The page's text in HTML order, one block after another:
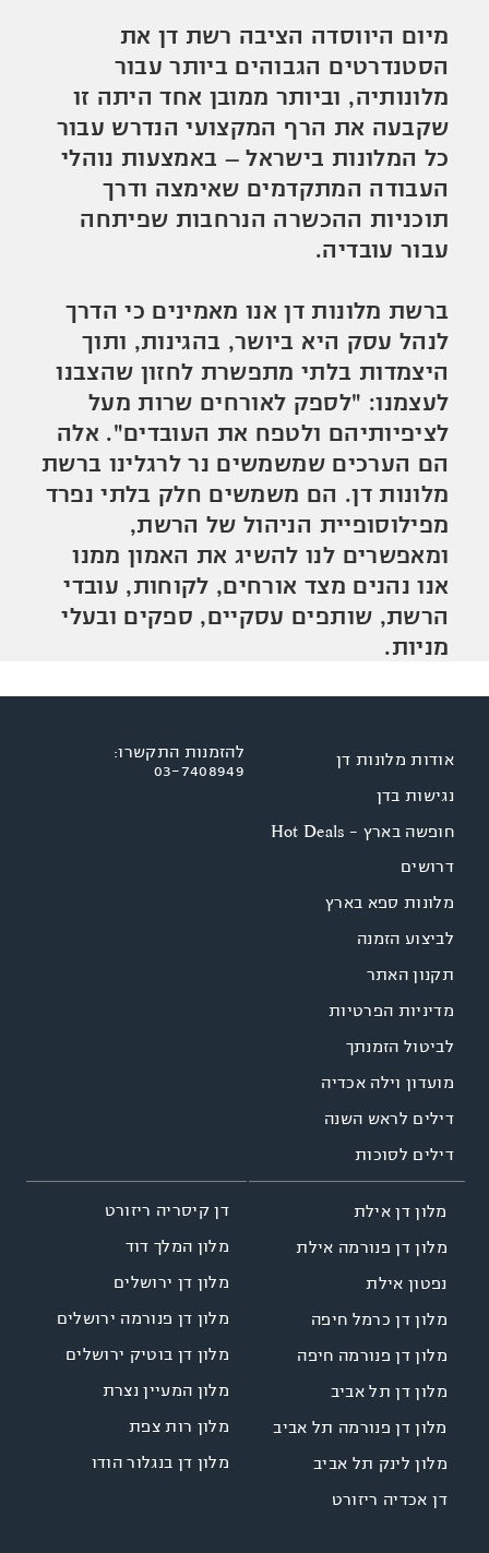
מיום היווסדה הציבה רשת דן את
הסטנדרטים הגבוהים ביותר עבור
מלונותיה, וביותר ממובן אחד היתה זו
שקבעה את הרף המקצועי הנדרש עבור
כל המלונות בישראל – באמצעות נוהלי
העבודה המתקדמים שאימצה ודרך
תוכניות ההכשרה הנרחבות שפיתחה
עבור עובדיה.
ברשת מלונות דן אנו מאמינים כי הדרך
לנהל עסק היא ביושר, בהגינות, ותוך
היצמדות בלתי מתפשרת לחזון שהצבנו
לעצמנו: "לספק לאורחים שרות מעל
לציפיותיהם ולטפח את העובדים". אלה
הם הערכים שמשמשים נר לרגלינו ברשת
מלונות דן. הם משמשים חלק בלתי נפרד
מפילוסופיית הניהול של הרשת,
ומאפשרים לנו להשיג את האמון ממנו
אנו נהנים מצד אורחים, לקוחות, עובדי
הרשת, שותפים עסקיים, ספקים ובעלי
מניות.
אודות מלונות דן
נגישות בדן
חופשה בארץ - Hot Deals
דרושים
מלונות ספא בארץ
לביצוע הזמנה
תקנון האתר
מדיניות הפרטיות
לביטול הזמנתך
מועדון וילה אכדיה
דילים לראש השנה
דילים לסוכות
מלון דן אילת
מלון דן פנורמה אילת
נפטון אילת
מלון דן כרמל חיפה
מלון דן פנורמה חיפה
מלון דן תל אביב
מלון דן פנורמה תל אביב
מלון לינק תל אביב
דן אכדיה ריזורט
דן קיסריה ריזורט
מלון המלך דוד
מלון דן ירושלים
מלון דן פנורמה ירושלים
מלון דן בוטיק ירושלים
מלון המעיין נצרת
מלון רות צפת
מלון דן בנגלור הודו
להזמנות התקשרו:
03-7408949